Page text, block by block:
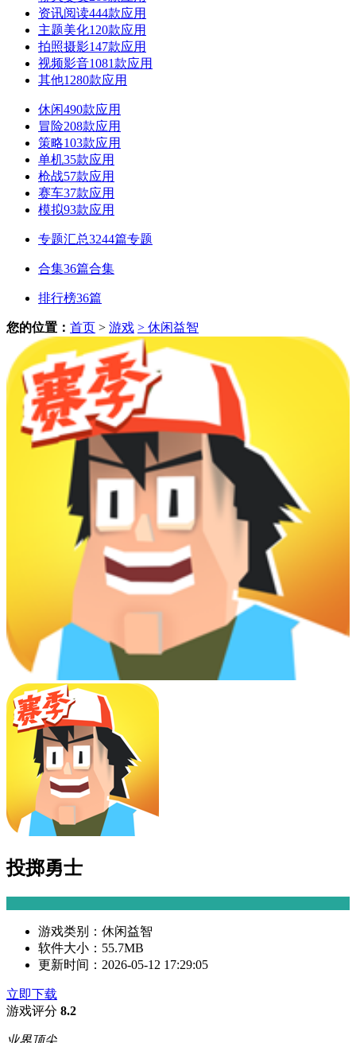
资讯阅读444款应用
主题美化120款应用
拍照摄影147款应用
视频影音1081款应用
其他1280款应用
休闲490款应用
冒险208款应用
策略103款应用
单机35款应用
枪战57款应用
赛车37款应用
模拟93款应用
专题汇总3244篇专题
合集36篇合集
排行榜36篇
您的位置： 首页 > 游戏 > 休闲益智
投掷勇士
游戏类别： 休闲益智
软件大小： 55.7MB
更新时间： 2026-05-12 17:29:05
立即下载
游戏评分 8.2
业界顶尖